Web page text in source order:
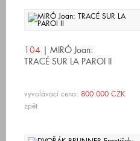
104 | MIRÓ Joan:
TRACÉ SUR LA PAROI II
vyvolávací cena: 800 000 CZK
zpět